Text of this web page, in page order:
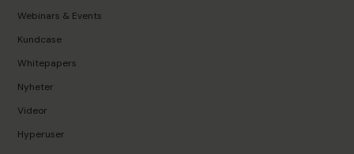
Webinars & Events
Kundcase
Whitepapers
Nyheter
Videor
Hyperuser